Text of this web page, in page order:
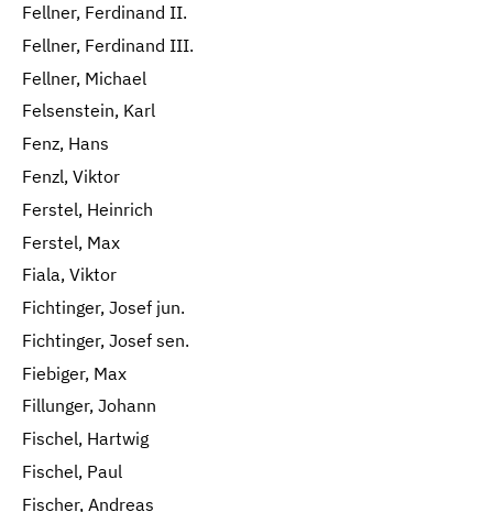
Fellner, Ferdinand II.
Fellner, Ferdinand III.
Fellner, Michael
Felsenstein, Karl
Fenz, Hans
Fenzl, Viktor
Ferstel, Heinrich
Ferstel, Max
Fiala, Viktor
Fichtinger, Josef jun.
Fichtinger, Josef sen.
Fiebiger, Max
Fillunger, Johann
Fischel, Hartwig
Fischel, Paul
Fischer, Andreas